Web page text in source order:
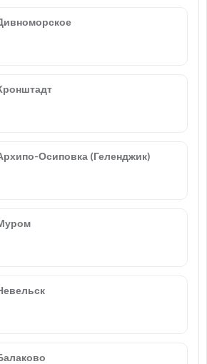
Осиповка (Геленджик)